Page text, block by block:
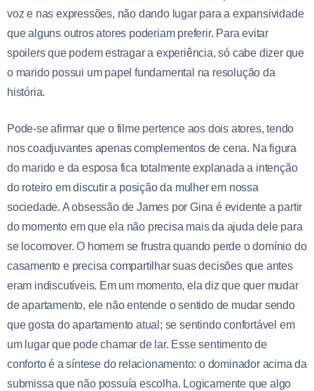
voz e nas expressões, não dando lugar para a expansividade
que alguns outros atores poderiam preferir. Para evitar
spoilers que podem estragar a experiência, só cabe dizer que
o marido possui um papel fundamental na resolução da
história.
Pode-se afirmar que o filme pertence aos dois atores, tendo
nos coadjuvantes apenas complementos de cena. Na figura
do marido e da esposa fica totalmente explanada a intenção
do roteiro em discutir a posição da mulher em nossa
sociedade. A obsessão de James por Gina é evidente a partir
do momento em que ela não precisa mais da ajuda dele para
se locomover. O homem se frustra quando perde o domínio do
casamento e precisa compartilhar suas decisões que antes
eram indiscutíveis. Em um momento, ela diz que quer mudar
de apartamento, ele não entende o sentido de mudar sendo
que gosta do apartamento atual; se sentindo confortável em
um lugar que pode chamar de lar. Esse sentimento de
conforto é a síntese do relacionamento: o dominador acima da
submissa que não possuía escolha. Logicamente que algo